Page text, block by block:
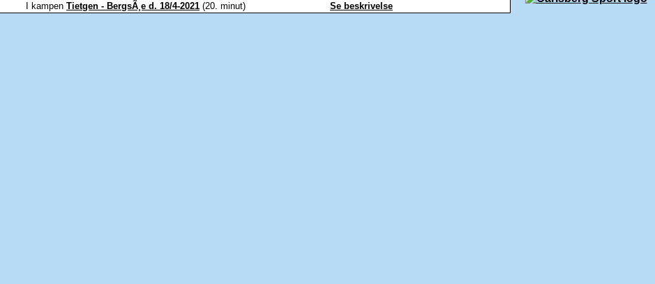
I kampen Tietgen - BergsÃ¸e d. 18/4-2021 (20. minut) Se beskrivelse